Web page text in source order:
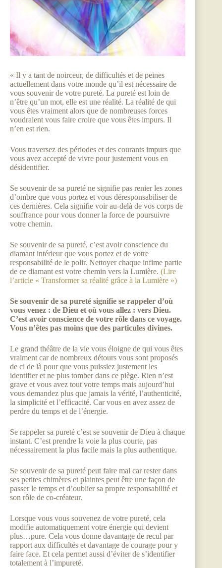
« Il y a tant de noirceur, de difficultés et de peines
actuellement dans votre monde qu’il est nécessaire de
vous souvenir de votre pureté. La pureté est loin de
n’être qu’un mot, elle est une réalité. La réalité de qui
vous êtes vraiment alors que de nombreuses forces
voudraient vous faire croire que vous êtes impurs. Il
n’en est rien.
Vous traversez des périodes et des courants impurs que
vous avez accepté de vivre pour justement vous en
désidentifier.
Se souvenir de sa pureté ne signifie pas renier les zones
d’ombre que vous portez et vous déresponsabiliser de
ces dernières. Cela signifie voir au-delà de vos corps de
souffrance pour vous donner la force de poursuivre
votre chemin.
Se souvenir de sa pureté, c’est avoir conscience du
diamant intérieur que vous portez et de votre
responsabilité de le polir. Nettoyer chaque infime partie
de ce diamant est votre chemin vers la Lumière. (Lire
l’article « Transformer sa réalité grâce à la Lumière »)
Se souvenir de sa pureté signifie se rappeler d’où
vous venez : de Dieu et où vous allez : vers Dieu.
C’est avoir conscience de votre rôle dans ce voyage.
Vous n’êtes pas moins que des particules divines.
Le grand théâtre de la vie vous éloigne de qui vous êtes
vraiment car de nombreux détours vous sont proposés
de ci de là pour que vous puissiez justement les
identifier et ne plus tomber dans ce piège. Rien n’est
grave et vous avez tout votre temps mais aujourd’hui
vous demandez plus que jamais la vérité, l’authenticité,
la simplicité et l’efficacité. Car vous en avez assez de
perdre du temps et de l’énergie.
Se rappeler sa pureté c’est se souvenir de Dieu à chaque
instant. C’est prendre la voie la plus courte, pas
nécessairement la plus facile mais la plus authentique.
Se souvenir de sa pureté peut faire mal car rester dans
ses petites chimères et plaintes peut être une façon de
passer le temps et d’oublier sa propre responsabilité et
son rôle de co-créateur.
Lorsque vous vous souvenez de votre pureté, cela
modifie automatiquement votre énergie qui devient
plus…pure. Cela vous donne davantage de recul par
rapport aux difficultés et davantage de courage pour y
faire face. Et cela permet aussi d’éviter de s’identifier
totalement à l’impureté.